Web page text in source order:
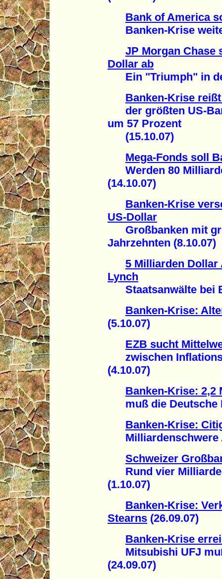
Bank of America
Banken-Krise
JP Morgan Chase
Dollar ab
Ein "Triumph" in
Banken-Krise
der größten US-
um 57 Prozent
(15.10.07)
Mega-Fonds soll
Werden 80
(14.10.07)
Banken-Krise
US-Dollar
Großbanken mit
Jahrzehnten (8.10.07)
5 Milliarden
Lynch
Staatsanwälte bei
Banken-Krise:
(5.10.07)
EZB sucht
zwischen
(4.10.07)
Banken-Krise: 2,2
muß die Deutsche
Banken-Krise:
Milliardenschwere
Schweizer
Rund vier
(1.10.07)
Banken-Krise:
Stearns (26.09.07)
Banken-Krise
Mitsubishi UFJ
(24.09.07)